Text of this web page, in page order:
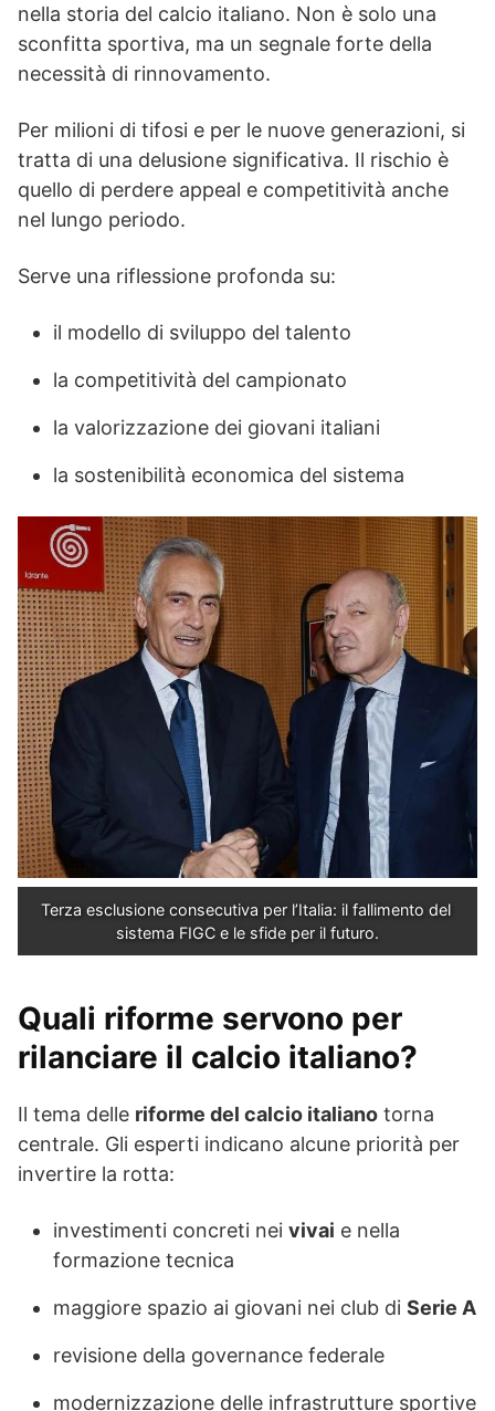
nella storia del calcio italiano. Non è solo una
sconfitta sportiva, ma un segnale forte della
necessità di rinnovamento.
Per milioni di tifosi e per le nuove generazioni, si
tratta di una delusione significativa. Il rischio è
quello di perdere appeal e competitività anche
nel lungo periodo.
Serve una riflessione profonda su:
il modello di sviluppo del talento
la competitività del campionato
la valorizzazione dei giovani italiani
la sostenibilità economica del sistema
Terza esclusione consecutiva per l’Italia: il fallimento del
sistema FIGC e le sfide per il futuro.
Quali riforme servono per
rilanciare il calcio italiano?
Il tema delle riforme del calcio italiano torna
centrale. Gli esperti indicano alcune priorità per
invertire la rotta:
investimenti concreti nei vivai e nella
formazione tecnica
maggiore spazio ai giovani nei club di Serie A
revisione della governance federale
modernizzazione delle infrastrutture sportive